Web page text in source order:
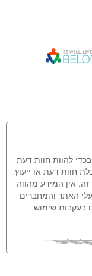
להוות חוות דעת
חוות דעת או ייעוץ
אין המידע מהווה
האתר והמחברים
בעקבות שימוש